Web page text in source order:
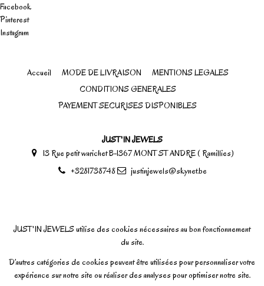
Facebook
Pinterest
Instagram
Accueil MODE DE LIVRAISON
MENTIONS LEGALES
CONDITIONS GENERALES
PAYEMENT SECURISES DISPONIBLES
JUST'IN JEWELS
13 Rue petit warichet B-1367 MONT ST ANDRE ( Ramillies)
+3281738748
justinjewels@skynet.be
JUST'IN JEWELS utilise des cookies nécessaires au bon fonctionnement
du site.
D’autres catégories de cookies peuvent être utilisées pour personnaliser votre
expérience sur notre site ou réaliser des analyses pour optimiser notre site.